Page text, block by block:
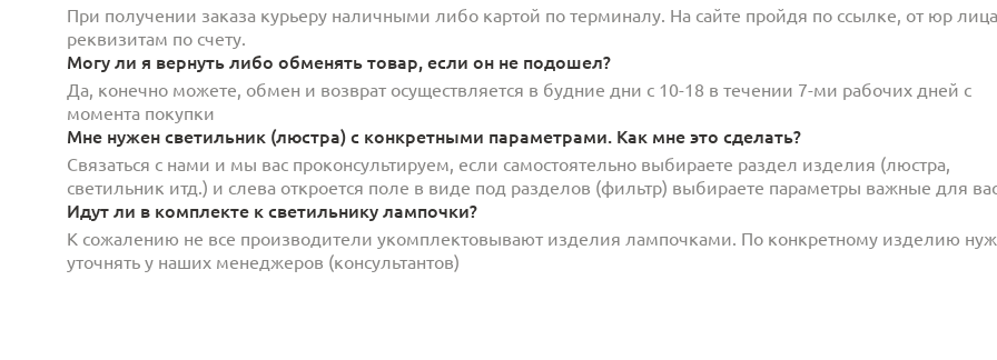
При получении заказа курьеру наличными либо картой по терминалу. На сайте пройдя по ссылке, от юр
реквизитам по счету.
Могу ли я вернуть либо обменять товар, если он не подошел?
Да, конечно можете, обмен и возврат осуществляется в будние дни с 10-18 в течении 7-ми рабочих дней с
момента покупки
Мне нужен светильник (люстра) с конкретными параметрами. Как мне это сделать?
Связаться с нами и мы вас проконсультируем, если самостоятельно выбираете раздел изделия (люстра,
светильник итд.) и слева откроется поле в виде под разделов (фильтр) выбираете параметры важные для
Идут ли в комплекте к светильнику лампочки?
К сожалению не все производители укомплектовывают изделия лампочками. По конкретному изделию
уточнять у наших менеджеров (консультантов)